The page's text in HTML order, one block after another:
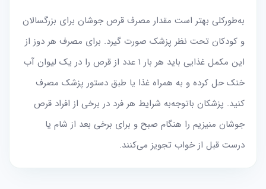
به‌طور‌کلی بهتر است مقدار مصرف قرص جوشان برای بزرگسالان
و کودکان تحت نظر پزشک صورت گیرد. برای مصرف هر دوز از
این مکمل غذایی باید هر بار ۱ عدد از قرص را در یک لیوان آب
خنک حل کرده و به همراه غذا یا طبق دستور پزشک مصرف
کنید. پزشکان با‌توجه‌به شرایط هر فرد در برخی از افراد قرص
جوشان منیزیم را هنگام صبح و برای برخی بعد از شام یا
درست قبل از خواب تجویز می‌کنند.